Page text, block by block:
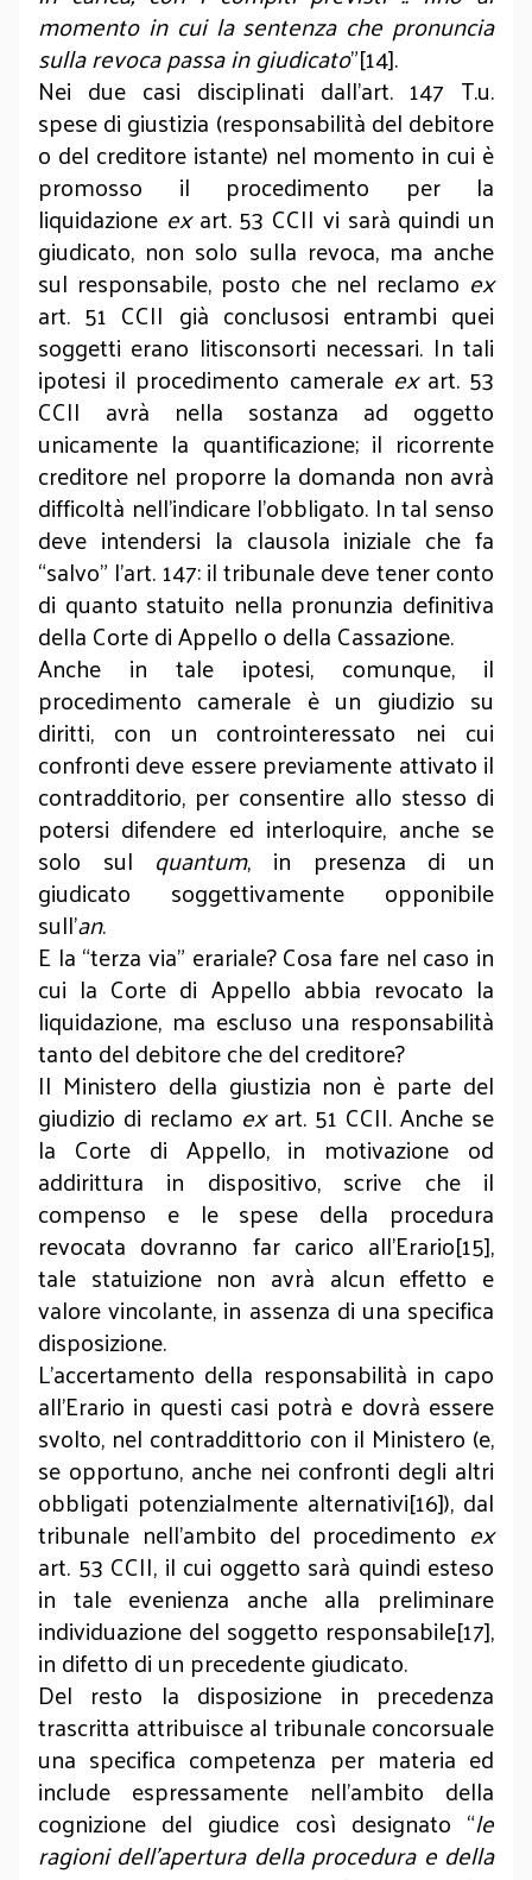
momento in cui la sentenza che pronuncia
sulla revoca passa in giudicato”[14].
Nei due casi disciplinati dall’art. 147 T.u.
spese di giustizia (responsabilità del debitore
o del creditore istante) nel momento in cui è
promosso il procedimento per la
liquidazione exart. 53 CCII vi sarà quindi un
giudicato, non solo sulla revoca, ma anche
sul responsabile, posto che nel reclamo ex
art. 51 CCII già conclusosi entrambi quei
soggetti erano litisconsorti necessari. In tali
ipotesi il procedimento camerale exart. 53
CCII avrà nella sostanza ad oggetto
unicamente la quantificazione; il ricorrente
creditore nel proporre la domanda non avrà
difficoltà nell’indicare l’obbligato. In tal senso
deve intendersi la clausola iniziale che fa
“salvo” l’art. 147: il tribunale deve tener conto
di quanto statuito nella pronunzia definitiva
della Corte di Appello o della Cassazione.
Anche in tale ipotesi, comunque, il
procedimento camerale è un giudizio su
diritti, con un controinteressato nei cui
confronti deve essere previamente attivato il
contradditorio, per consentire allo stesso di
potersi difendere ed interloquire, anche se
solo sul quantum, in presenza di un
giudicato soggettivamente opponibile
sull’an.
E la “terza via” erariale? Cosa fare nel caso in
cui la Corte di Appello abbia revocato la
liquidazione, ma escluso una responsabilità
tanto del debitore che del creditore?
Il Ministero della giustizia non è parte del
giudizio di reclamo exart. 51 CCII. Anche se
la Corte di Appello, in motivazione od
addirittura in dispositivo, scrive che il
compenso e le spese della procedura
revocata dovranno far carico all’Erario[15],
tale statuizione non avrà alcun effetto e
valore vincolante, in assenza di una specifica
disposizione.
L’accertamento della responsabilità in capo
all’Erario in questi casi potrà e dovrà essere
svolto, nel contraddittorio con il Ministero (e,
se opportuno, anche nei confronti degli altri
obbligati potenzialmente alternativi[16]), dal
tribunale nell’ambito del procedimento ex
art. 53 CCII, il cui oggetto sarà quindi esteso
in tale evenienza anche alla preliminare
individuazione del soggetto responsabile[17],
in difetto di un precedente giudicato.
Del resto la disposizione in precedenza
trascritta attribuisce al tribunale concorsuale
una specifica competenza per materia ed
include espressamente nell’ambito della
cognizione del giudice così designato “le
ragioni dell'apertura della procedura e della